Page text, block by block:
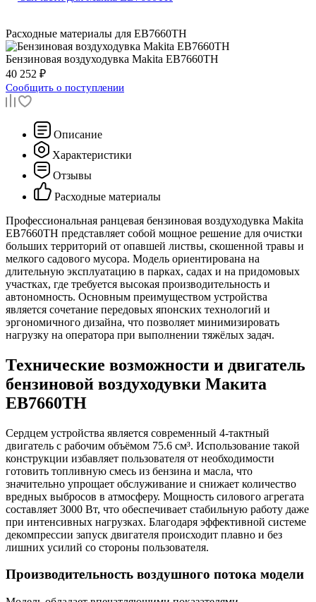
Расходные материалы для EB7660TH
Бензиновая воздуходувка Makita EB7660TH
40 252 ₽
Сообщить о поступлении
Описание
Характеристики
Отзывы
Расходные материалы
Профессиональная ранцевая бензиновая воздуходувка Makita
EB7660TH представляет собой мощное решение для очистки
больших территорий от опавшей листвы, скошенной травы и
мелкого садового мусора. Модель ориентирована на
длительную эксплуатацию в парках, садах и на придомовых
участках, где требуется высокая производительность и
автономность. Основным преимуществом устройства
является сочетание передовых японских технологий и
эргономичного дизайна, что позволяет минимизировать
нагрузку на оператора при выполнении тяжёлых задач.
Технические возможности и двигатель
бензиновой воздуходувки Макита
EB7660TH
Сердцем устройства является современный 4-тактный
двигатель с рабочим объёмом 75.6 см³. Использование такой
конструкции избавляет пользователя от необходимости
готовить топливную смесь из бензина и масла, что
значительно упрощает обслуживание и снижает количество
вредных выбросов в атмосферу. Мощность силового агрегата
составляет 3000 Вт, что обеспечивает стабильную работу даже
при интенсивных нагрузках. Благодаря эффективной системе
декомпрессии запуск двигателя происходит плавно и без
лишних усилий со стороны пользователя.
Производительность воздушного потока модели